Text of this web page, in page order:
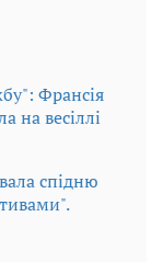
Франсія
на весіллі
спідню